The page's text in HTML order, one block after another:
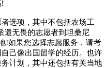
!
选项，其中不包括农场工
遣无畏的志愿者到坦桑尼
!如果您选择志愿服务，请考
己像出国留学的经历。也许
计划，其中还包括有关当地